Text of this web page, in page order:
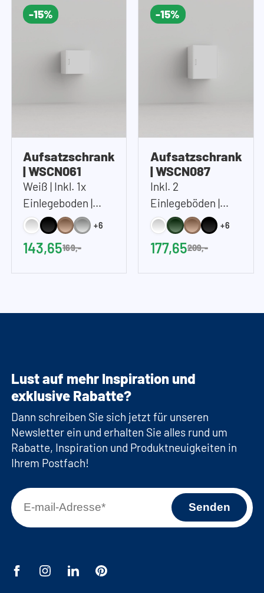
-15%
Aufsatzschrank
| WSCN061
Weiß | Inkl. 1x
Einlegeboden |
67x61 cm (BxH) +6
143,65169,-
-15%
Aufsatzschrank
| WSCN087
Inkl. 2
Einlegeböden |
Höhe 87 cm
+6
177,65209,-
Lust auf mehr Inspiration und
exklusive Rabatte?
Dann schreiben Sie sich jetzt für unseren
Newsletter ein und erhalten Sie alles rund um
Rabatte, Inspiration und Produktneuigkeiten in
Ihrem Postfach!